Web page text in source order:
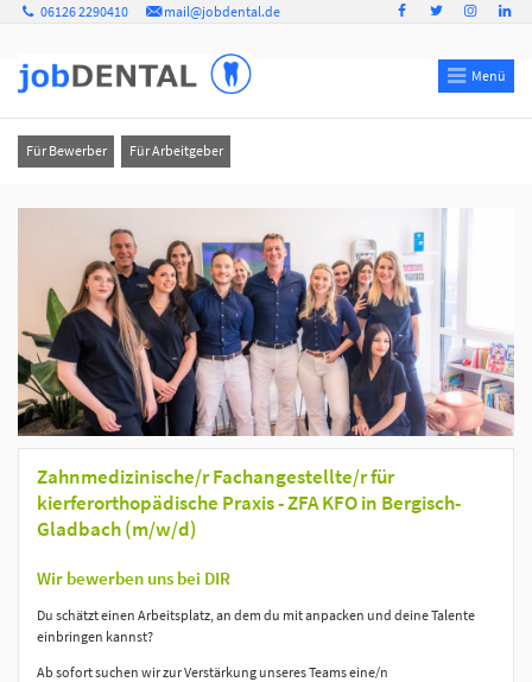
06126 2290410 mail@jobdental.de
Menü
Für Bewerber Für Arbeitgeber
Zahnmedizinische/r Fachangestellte/r für
kierferorthopädische Praxis - ZFA KFO in Bergisch-
Gladbach (m/w/d)
Wir bewerben uns bei DIR
Du schätzt einen Arbeitsplatz, an dem du mit anpacken und deine Talente
einbringen kannst?
Ab sofort suchen wir zur Verstärkung unseres Teams eine/n